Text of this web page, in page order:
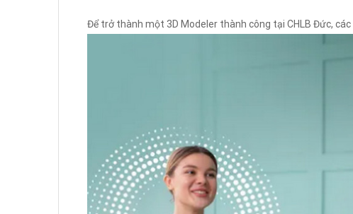
Để trở thành một 3D Modeler thành công tại CHLB Đức,